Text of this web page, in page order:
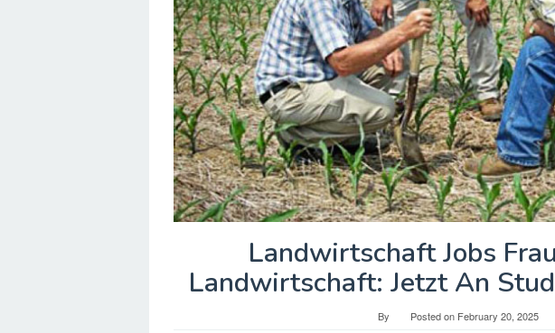
Landwirtschaft Jobs
Landwirtschaft: Jetzt An
By Posted on February 20, 2025